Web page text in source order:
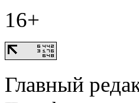
16+
Главный